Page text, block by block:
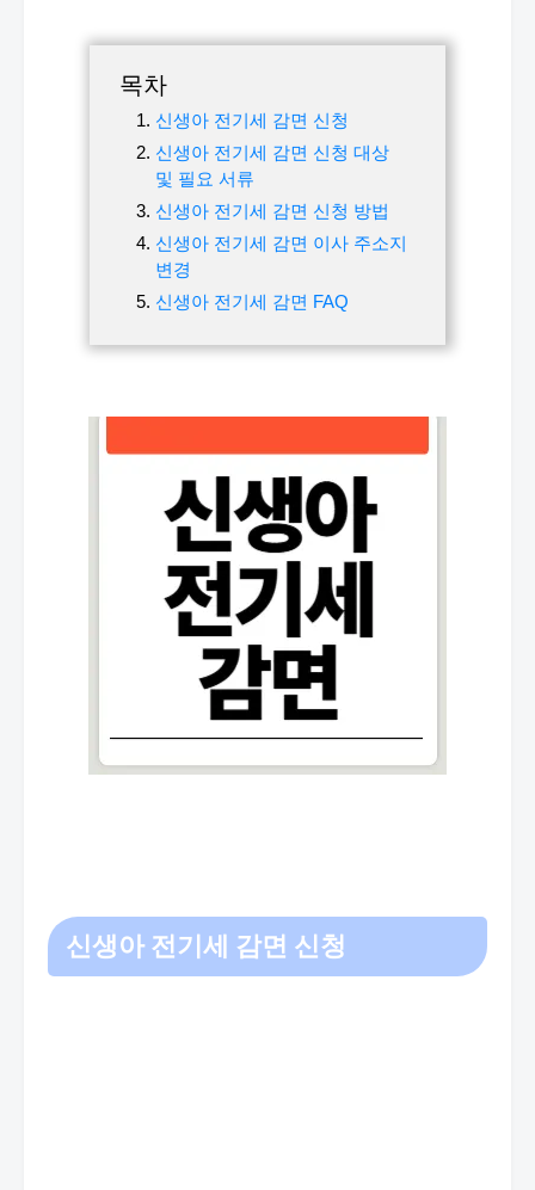
목차
신생아 전기세 감면 신청
신생아 전기세 감면 신청 대상
및 필요 서류
신생아 전기세 감면 신청 방법
신생아 전기세 감면 이사 주소지
변경
신생아 전기세 감면 FAQ
신생아 전기세 감면 신청